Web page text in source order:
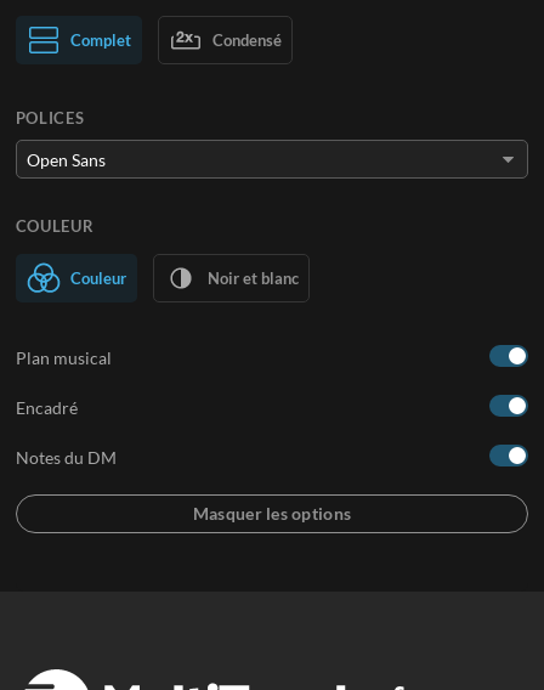
Normal Large
Complet Condensé
POLICES
COULEUR
Couleur Noir et blanc
Plan musical
Encadré
Notes du DM